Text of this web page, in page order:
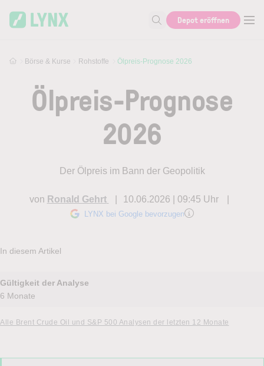
Suche nach Aktie, Autor...
Depot eröffnen
Börse & Kurse Rohstoffe Ölpreis-Prognose 2026
Ölpreis-Prognose
2026
Der Ölpreis im Bann der Geopolitik
von Ronald Gehrt 10.06.2026 | 09:45 Uhr
LYNX bei Google bevorzugen
In diesem Artikel
Gültigkeit der Analyse
6 Monate
Alle Brent Crude Oil und S&P 500 Analysen der letzten 12 Monate